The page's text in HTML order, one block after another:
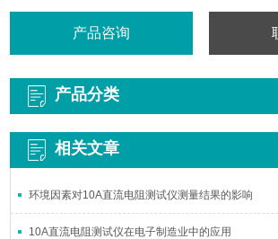
产品咨询
产品分类
相关文章
环境因素对10A直流电阻测试仪测量结果的影响
10A直流电阻测试仪在电子制造业中的应用